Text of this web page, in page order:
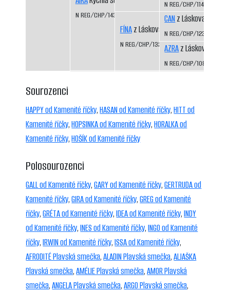
N REG/CHP/1435/07/09
FÍNAz Láskova
N REG/CHP/1325/03/05
N REG/CHP/1141/99/01
CANz Láskova
N REG/CHP/1233/01/03
AZRAz Láskova
N REG/CHP/1085/98/
Sourozenci
HAPPY od Kamenité říčky,HASAN od Kamenité říčky,HITT od
Kamenité říčky,HOPSINKA od Kamenité říčky,HORALKA od
Kamenité říčky,HOŠÍK od Kamenité říčky
Polosourozenci
GALL od Kamenité říčky,GARY od Kamenité říčky,GERTRUDA od
Kamenité říčky,GIRA od Kamenité říčky,GREG od Kamenité
říčky,GRÉTA od Kamenité říčky,IDEA od Kamenité říčky,INDY
od Kamenité říčky,INES od Kamenité říčky,INGO od Kamenité
říčky,IRWIN od Kamenité říčky,ISSA od Kamenité říčky,
AFRODITÉ Plavská smečka,ALADIN Plavská smečka,ALJAŠKA
Plavská smečka,AMÉLIE Plavská smečka,AMOR Plavská
smečka,ANGELA Plavská smečka,ARGO Plavská smečka,